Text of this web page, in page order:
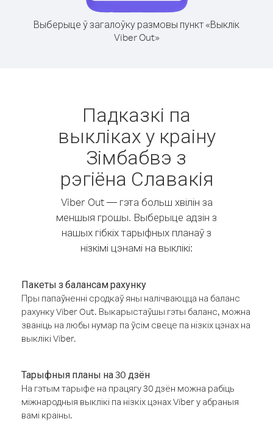
Выберыце ў загалоўку размовы пункт «Выклік
Viber Out»
Падказкі па
выкліках у краіну
Зімбабвэ з
рэгіёна Славакія
Viber Out — гэта больш хвілін за
меншыя грошы. Выберыце адзін з
нашых гібкіх тарыфных планаў з
нізкімі цэнамі на выклікі:
Пакеты з балансам рахунку
Пры папаўненні сродкаў яны налічваюцца на баланс
рахунку Viber Out. Выкарыстаўшы гэты баланс, можна
званіць на любы нумар па ўсім свеце па нізкіх цэнах на
выклікі Viber.
Тарыфныя планы на 30 дзён
На гэтым тарыфе на працягу 30 дзён можна рабіць
міжнародныя выклікі па нізкіх цэнах Viber у абраныя
вамі краіны.